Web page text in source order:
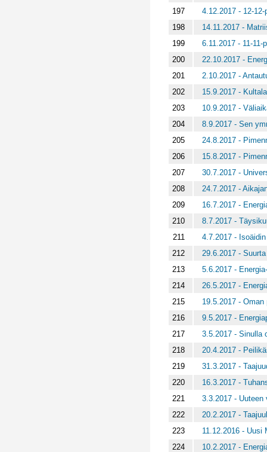
197
4.12.2017 - 12-
198
14.11.2017 -
199
6.11.2017 - 11-
200
22.10.2017 -
201
2.10.2017 -
202
15.9.2017 -
203
10.9.2017 -
204
8.9.2017 - Sen
205
24.8.2017 -
206
15.8.2017 -
207
30.7.2017 -
208
24.7.2017 -
209
16.7.2017 -
210
8.7.2017 -
211
4.7.2017 -
212
29.6.2017 -
213
5.6.2017 -
214
26.5.2017 -
215
19.5.2017 -
216
9.5.2017 -
217
3.5.2017 - Sinulla
218
20.4.2017 -
219
31.3.2017 -
220
16.3.2017 -
221
3.3.2017 -
222
20.2.2017 -
223
11.12.2016 - Uusi
224
10.2.2017 -